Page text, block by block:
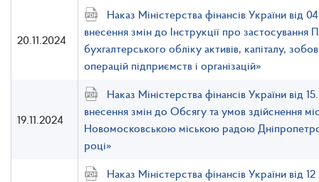
20.11.2024
Наказ Міністерства фінансів України від
внесення змін до Інструкції про застосування
бухгалтерського обліку активів, капіталу,
операцій підприємств і організацій»
19.11.2024
Наказ Міністерства фінансів України від
внесення змін до Обсягу та умов здійснення
Новомосковською міською радою
році»
Наказ Міністерства фінансів України від